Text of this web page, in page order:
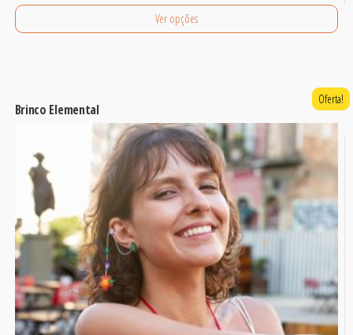
Ver opções
Brinco Elemental
Oferta!